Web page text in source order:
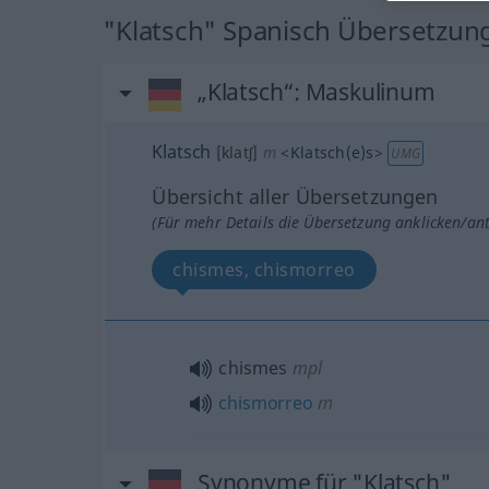
"Klatsch" Spanisch
„Klatsch“: Maskulinum
Klatsch [klatʃ] m <Klatsch(e)s> UMG
Übersicht aller Übersetzungen
(Für mehr Details die Übersetzung anklicken/
chismes, chismorreo
chismes mpl
chismorreo m
Synonyme für "Klatsch"